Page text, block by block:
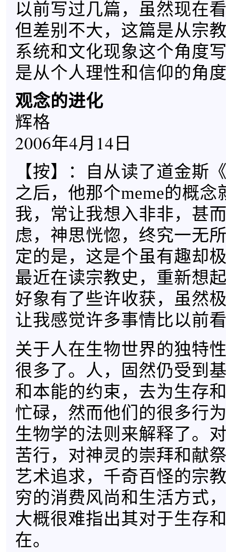
以前写过几篇，虽然现在
但差别不大，这篇是从宗
系统和文化现象这个角度
是从个人理性和信仰的角
观念的进化
辉格
2006年4月14日
【按】：
自从读了道金斯
之后，他那个meme的概念
我，常让我想入非非，甚
虑，神思恍惚，终究一无
定的是，这是个虽有趣却
最近在读宗教史，重新想
好象有了些许收获，虽然
让我感觉许多事情比以前
关于人在生物世界的独特
很多了。人，固然仍受到
和本能的约束，去为生存
忙碌，然而他们的很多行
生物学的法则来解释了。
苦行，对神灵的崇拜和献
艺术追求，千奇百怪的宗
穷的消费风尚和生活方式
大概很难指出其对于生存
在。